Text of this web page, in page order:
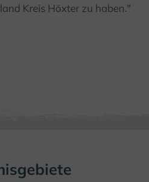
Kreis Höxter zu haben."